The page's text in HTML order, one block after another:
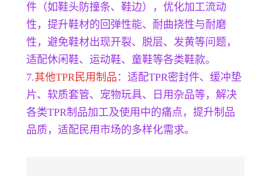
件（如鞋头防撞条、鞋边），优化加工流动
性，提升鞋材的回弹性能、耐曲挠性与耐磨
性，避免鞋材出现开裂、脱层、发黄等问题，
适配休闲鞋、运动鞋、童鞋等各类鞋款。
7.其他TPR民用制品 ：适配TPR密封件、缓冲垫
片、软质套管、宠物玩具、日用杂品等，解决
各类TPR制品加工及使用中的痛点，提升制品
品质，适配民用市场的多样化需求。